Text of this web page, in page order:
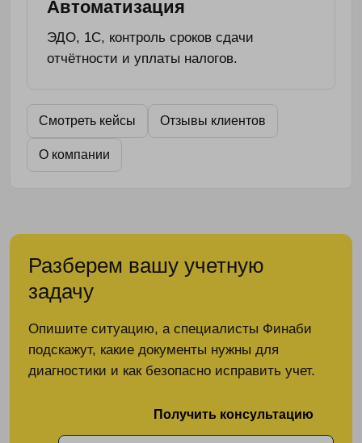
Автоматизация
ЭДО, 1С, контроль сроков сдачи
отчётности и уплаты налогов.
Смотреть кейсы Отзывы клиентов
О компании
Разберем вашу учетную
задачу
Опишите ситуацию, а специалисты Финаби
подскажут, какие документы нужны для
диагностики и как безопасно исправить учет.
Получить консультацию